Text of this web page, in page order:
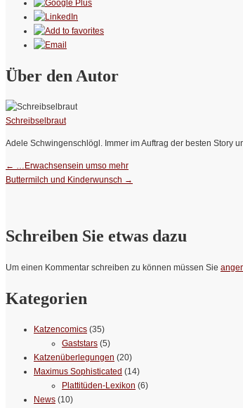
Über den Autor
Schreibselbraut
Adele Schwingenschlögl. Immer im Auftrag der besten Story
← …Erwachsensein umso mehr
Buttermilch und Kinderwunsch →
Schreiben Sie etwas dazu
Um einen Kommentar schreiben zu können müssen Sie
Kategorien
Katzencomics (35)
Gaststars (5)
Katzenüberlegungen (20)
Maximus Sophisticated (14)
Plattitüden-Lexikon (6)
News (10)